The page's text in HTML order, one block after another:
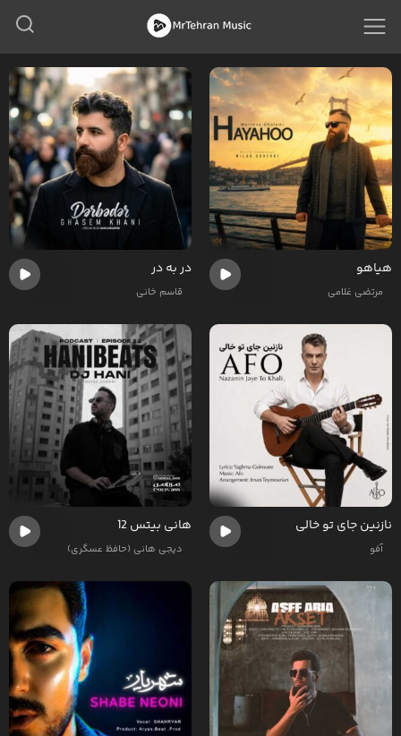
هیاهو
مرتضی غلامی
در به در
قاسم خانی
نازنین جای تو خالی
آفو
هانی بیتس 12
دیجی هانی (حافظ عسگری)